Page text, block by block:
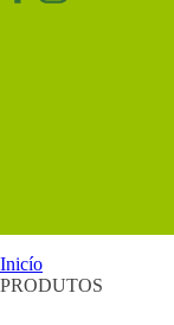
Inicío
PRODUTOS